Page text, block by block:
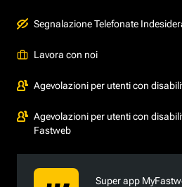
Segnalazione Telefonate
Lavora con noi
Agevolazioni per utenti con
Agevolazioni per utenti con
Fastweb
Super app